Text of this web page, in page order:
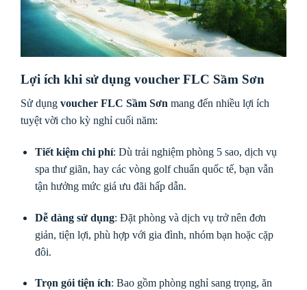
Lợi ích khi sử dụng voucher FLC Sầm Sơn
Sử dụng voucher FLC Sầm Sơn mang đến nhiều lợi ích
tuyệt vời cho kỳ nghỉ cuối năm:
Tiết kiệm chi phí: Dù trải nghiệm phòng 5 sao, dịch vụ
spa thư giãn, hay các vòng golf chuẩn quốc tế, bạn vẫn
tận hưởng mức giá ưu đãi hấp dẫn.
Dễ dàng sử dụng: Đặt phòng và dịch vụ trở nên đơn
giản, tiện lợi, phù hợp với gia đình, nhóm bạn hoặc cặp
đôi.
Trọn gói tiện ích: Bao gồm phòng nghỉ sang trọng, ăn